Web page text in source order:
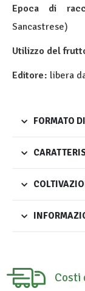
Epoca di
Sancastrese)
Utilizzo del
Editore: libera
FORMATO
Costi